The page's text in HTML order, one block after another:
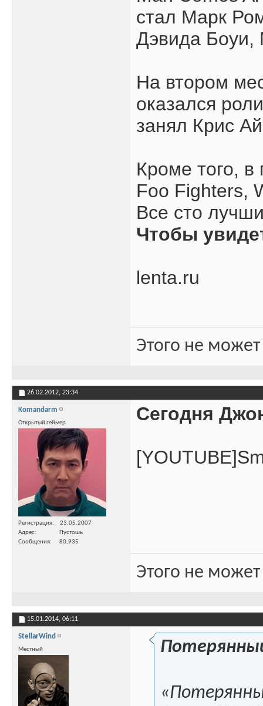
стал Марк
Дэвида
На втором
оказался
занял Крис
Кроме того, в
Foo Fighters,
Все сто
Чтобы
lenta.ru
Этого не
26.02.2012, 23:34
Komandarm
Открытый геймер
Регистрация
23.05.2007
Адрес
Пустошь
Сообщения
80,935
Сегодня
Этого не
15.01.2014, 06:11
StellarWind
Местный